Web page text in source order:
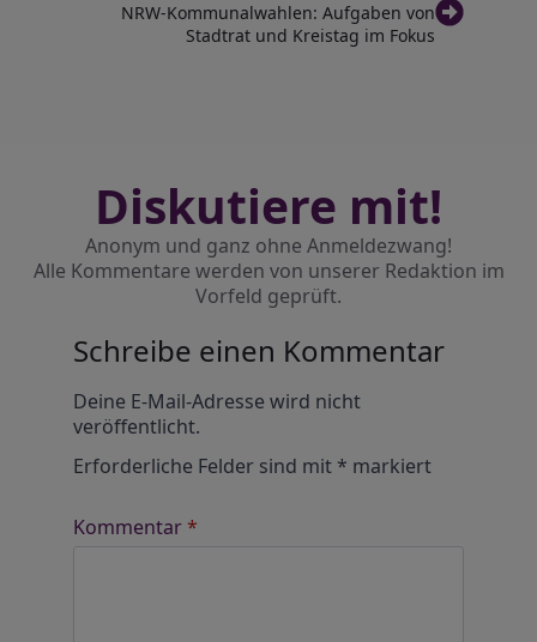
NRW-Kommunalwahlen: Aufgaben von
Stadtrat und Kreistag im Fokus
Diskutiere mit!
Anonym und ganz ohne Anmeldezwang!
Alle Kommentare werden von unserer Redaktion im
Vorfeld geprüft.
Schreibe einen Kommentar
Deine E-Mail-Adresse wird nicht
veröffentlicht.
Erforderliche Felder sind mit* markiert
Kommentar*